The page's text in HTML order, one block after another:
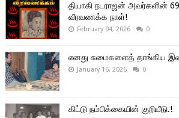
தியாகி நடராஜன் அவர்களின்
வீரவணக்க நாள்!
February 04, 2026 0
எனது சுமைகளைத் தாங்கிய
January 16, 2026 0
கிட்டு நம்பிக்கையின் குறியீடு.!